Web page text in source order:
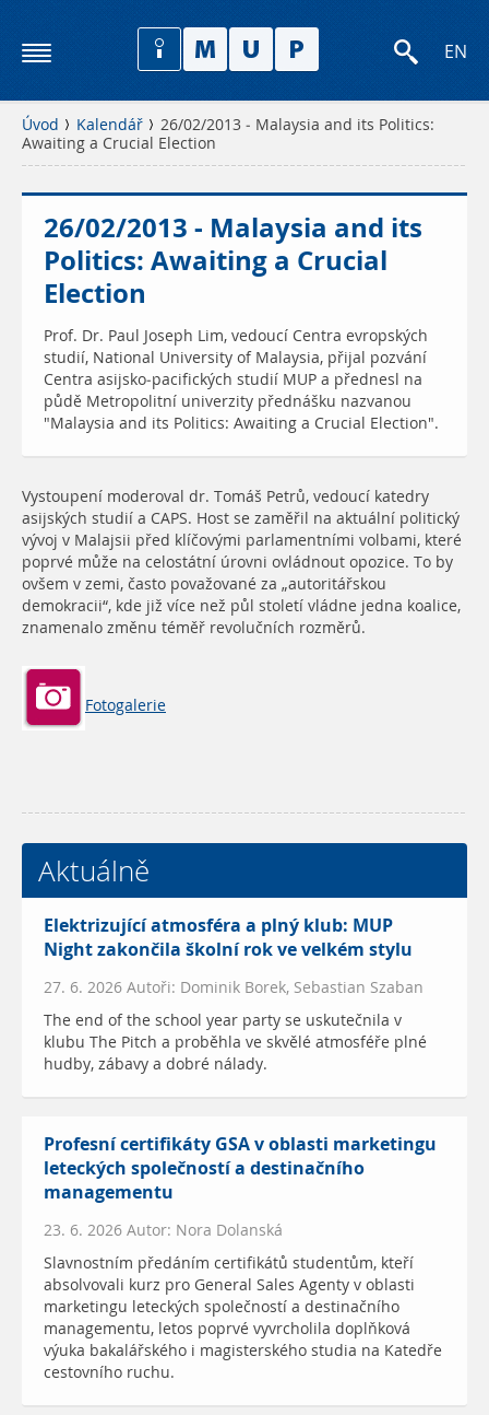
EN
Úvod Kalendář
26/02/2013 - Malaysia and its Politics:
Awaiting a Crucial Election
26/02/2013 - Malaysia and its
Politics: Awaiting a Crucial
Election
Prof. Dr. Paul Joseph Lim, vedoucí Centra evropských
studií, National University of Malaysia, přijal pozvání
Centra asijsko-pacifických studií MUP a přednesl na
půdě Metropolitní univerzity přednášku nazvanou
"Malaysia and its Politics: Awaiting a Crucial Election".
Vystoupení moderoval dr. Tomáš Petrů, vedoucí katedry
asijských studií a CAPS. Host se zaměřil na aktuální politický
vývoj v Malajsii před klíčovými parlamentními volbami, které
poprvé může na celostátní úrovni ovládnout opozice. To by
ovšem v zemi, často považované za „autoritářskou
demokracii“, kde již více než půl století vládne jedna koalice,
znamenalo změnu téměř revolučních rozměrů.
Fotogalerie
Aktuálně
Elektrizující atmosféra a plný klub: MUP
Night zakončila školní rok ve velkém stylu
27. 6. 2026 Autoři: Dominik Borek, Sebastian Szaban
The end of the school year party se uskutečnila v
klubu The Pitch a proběhla ve skvělé atmosféře plné
hudby, zábavy a dobré nálady.
Profesní certifikáty GSA v oblasti marketingu
leteckých společností a destinačního
managementu
23. 6. 2026 Autor: Nora Dolanská
Slavnostním předáním certifikátů studentům, kteří
absolvovali kurz pro General Sales Agenty v oblasti
marketingu leteckých společností a destinačního
managementu, letos poprvé vyvrcholila doplňková
výuka bakalářského i magisterského studia na Katedře
cestovního ruchu.